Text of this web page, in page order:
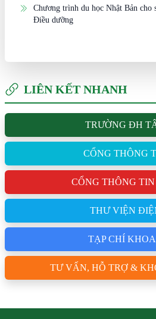
Chương trình du học Nhật Bản cho
Điều dưỡng
LIÊN KẾT NHANH
TRƯỜNG ĐH
CỔNG THÔNG
CỔNG THÔNG
THƯ VIỆN
TẠP CHÍ
TƯ VẤN, HỖ TRỢ &